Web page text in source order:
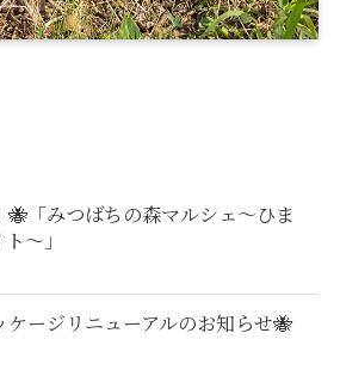
「みつばちの森マルシェ〜ひま
〜」
ケージリニューアルのお知らせ🐝